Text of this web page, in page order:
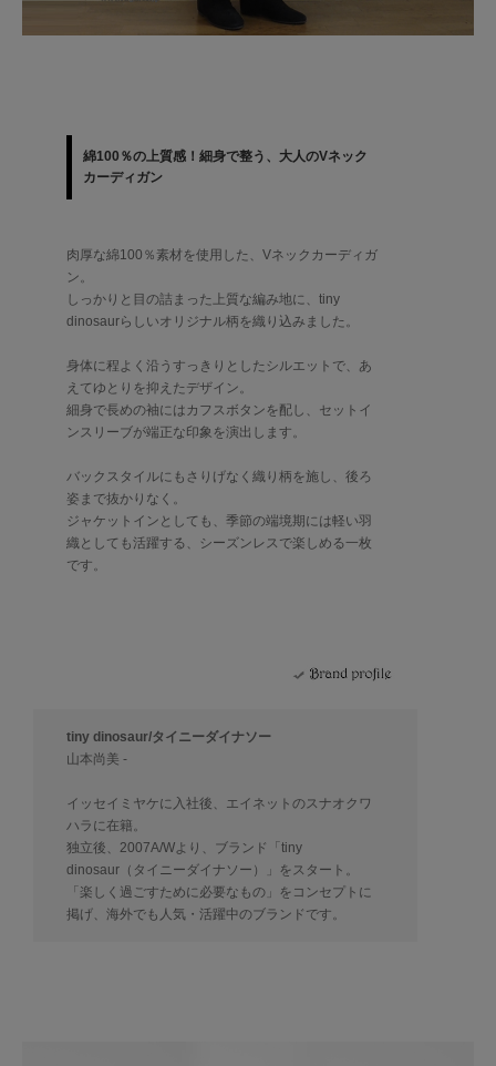
綿100％の上質感！細身で整う、大人のVネック
カーディガン
肉厚な綿100％素材を使用した、Vネックカーディガ
ン。
しっかりと目の詰まった上質な編み地に、tiny
dinosaurらしいオリジナル柄を織り込みました。
身体に程よく沿うすっきりとしたシルエットで、あ
えてゆとりを抑えたデザイン。
細身で長めの袖にはカフスボタンを配し、セットイ
ンスリーブが端正な印象を演出します。
バックスタイルにもさりげなく織り柄を施し、後ろ
姿まで抜かりなく。
ジャケットインとしても、季節の端境期には軽い羽
織としても活躍する、シーズンレスで楽しめる一枚
です。
tiny dinosaur/タイニーダイナソー
山本尚美 -
イッセイミヤケに入社後、エイネットのスナオクワ
ハラに在籍。
独立後、2007A/Wより、ブランド「tiny
dinosaur（タイニーダイナソー）」をスタート。
「楽しく過ごすために必要なもの」をコンセプトに
掲げ、海外でも人気・活躍中のブランドです。